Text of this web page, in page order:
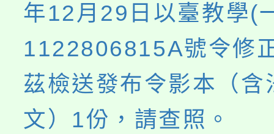
年12月29日以臺教學(
1122806815A號令修
茲檢送發布令影本（含
文）1份，請查照。